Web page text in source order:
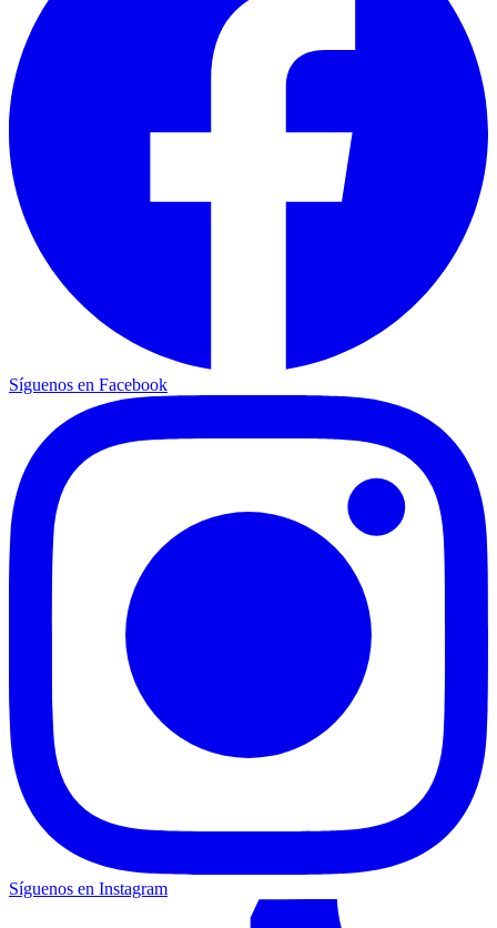
Síguenos en Facebook
Síguenos en Instagram